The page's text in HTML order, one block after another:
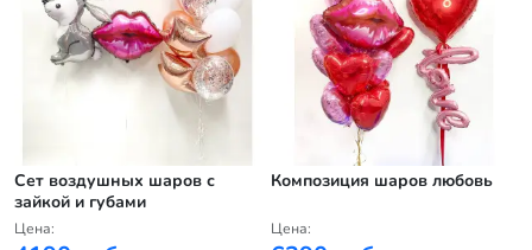
Сет воздушных шаров с
зайкой и губами
Цена:
Композиция шаров любовь
Цена: